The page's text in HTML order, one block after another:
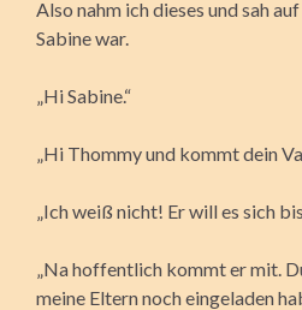
Also nahm ich dieses und sah
Sabine war.
„Hi Sabine.“
„Hi Thommy und kommt dein
„Ich weiß nicht! Er will es sich
„Na hoffentlich kommt er mit.
meine Eltern noch eingeladen